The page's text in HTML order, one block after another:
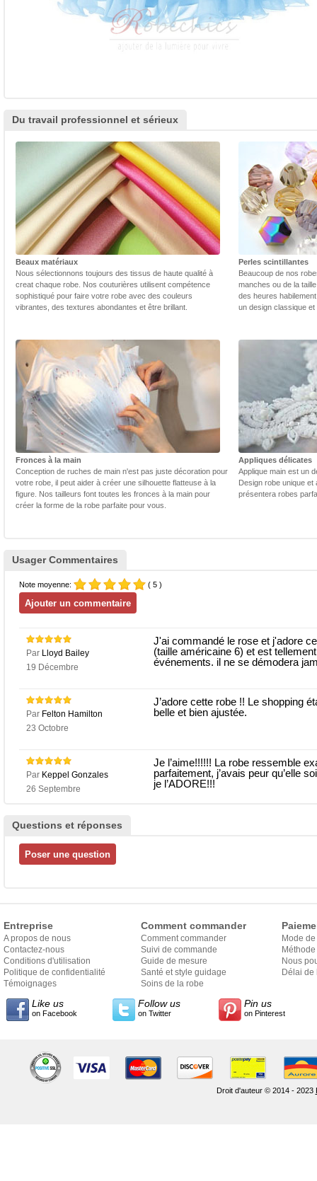
Du travail professionnel et sérieux
Beaux matériaux
Nous sélectionnons toujours des tissus de haute qualité à
creat chaque robe. Nos couturières utilisent compétence
sophistiqué pour faire votre robe avec des couleurs
vibrantes, des textures abondantes et être brillant.
Perles scintillantes
Beaucoup de nos
manches ou de la
des heures
un design classique
Fronces à la main
Conception de ruches de main n'est pas juste décoration pour
votre robe, il peut aider à créer une silhouette flatteuse à la
figure. Nos tailleurs font toutes les fronces à la main pour
créer la forme de la robe parfaite pour vous.
Appliques délicates
Applique main est un
Design robe unique et
présentera robes
Usager Commentaires
Note moyenne: ( 5 )
Par Lloyd Bailey
19 Décembre
J'ai commandé le rose et j'adore
(taille américaine 6) et est
événements. il ne se démodera
Par Felton Hamilton
23 Octobre
J’adore cette robe !! Le shopping
belle et bien ajustée.
Par Keppel Gonzales
26 Septembre
Je l’aime!!!!!! La robe ressemble
parfaitement, j’avais peur qu’elle
je l’ADORE!!!
Questions et réponses
Entreprise
A propos de nous
Contactez-nous
Conditions d'utilisation
Politique de confidentialité
Témoignages
Comment commander
Comment commander
Suivi de commande
Guide de mesure
Santé et style guidage
Soins de la robe
Mode
Nous
Délai de
Like us
on Facebook
Follow us
on Twitter
Pin us
on Pinterest
Droit d'auteur © 2014 - 2023